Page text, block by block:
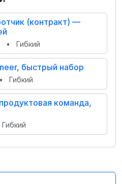
(контракт) —
• Гибкий
быстрый набор
• Гибкий
команда,
Гибкий